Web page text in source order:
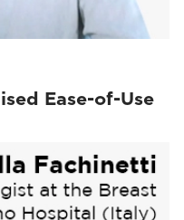
Ease-of-Use